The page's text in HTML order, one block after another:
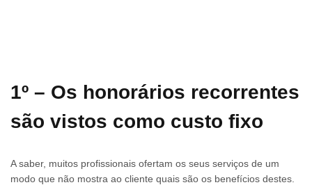
1º – Os honorários recorrentes
são vistos como custo fixo
A saber, muitos profissionais ofertam os seus serviços de um
modo que não mostra ao cliente quais são os benefícios destes.